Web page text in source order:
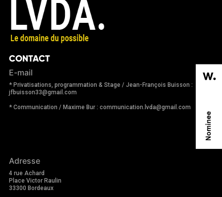
CONTACT
E-mail
* Privatisations, programmation & Stage / Jean-François Buisson :
jfbuisson33@gmail.com
* Communication / Maxime Bur : communication.lvda@gmail.com
Adresse
4 rue Achard
Place Victor Raulin
33300 Bordeaux